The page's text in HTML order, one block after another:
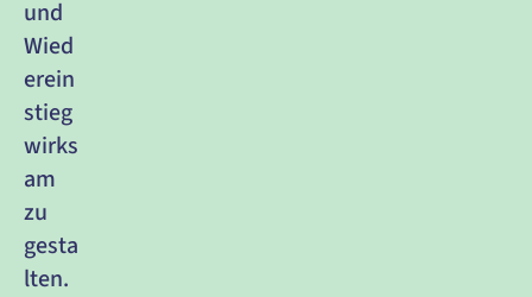
und
Wied
erein
stieg
wirks
am
zu
gesta
lten.